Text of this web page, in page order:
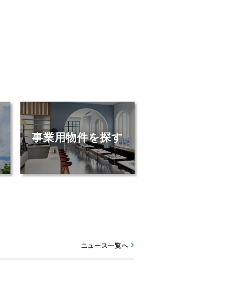
事業用物件を探す
ニュース一覧へ